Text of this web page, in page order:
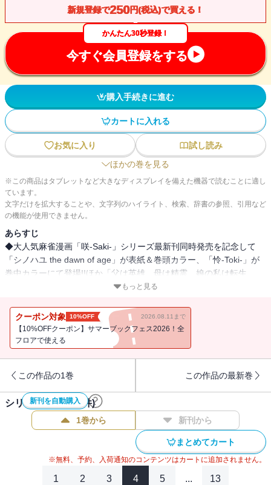
新規登録で250円(税込)で買える！
かんたん30秒登録！
今すぐ会員登録をする
購入手続きに進む
カートに入れる
お気に入り
試し読み
ほかの巻を見る
※この商品はタブレットなど大きなディスプレイを備えた機器で読むことに適し
ています。
文字だけを拡大することや、文字列のハイライト、検索、辞書の参照、引用など
の機能が使用できません。
あらすじ
◆大人気麻雀漫画「咲-Saki-」シリーズ最新刊同時発売を記念して
「シノハユ the dawn of age」が表紙＆巻頭カラー、「怜-Toki-」が
巻中カラーにて登場!!ほか「父は英雄、母は精霊、娘の私は転生
者。」もコミックス最新刊の発売を記念して巻中カラーにて掲載!!※
別付録はついておりません。またプレゼント、アンケートなどへの
応募はできません。※表紙は紙で発行した雑誌と同一のものです。
【収録作品】「シノハユ the dawn of age」原作：小林立 作画：五
ンフォス） 作画：ねこクラゲ 構成：七緒一綺 キャラクター原
案：しのとうこ／「古民家ギャルとリノベ暮らし」ネーム構成：小
菊えりか 作画：ごーわん 監修：エイトデザイン株式会社／「千
剣の魔術師と呼ばれた剣士」原作：高光晶 キャラクター原案：
Gilse 作画：黒須恵麻／「怜-Toki-」原案：小林立 漫画：めきめき
／「モスクワ2160」原作：蝸牛くも(GA文庫/SBクリエイティブ
刊) 作画：関根光太郎 キャラクター原案：神奈月昇／「スーパー
の裏でヤニ吸うふたり」地主／「ルビー・オンザ・ケーキ ―人喰
もっと見る
クーポン対象 10%OFF 2026.08.11まで
【10%OFFクーポン】サマーブックフェス2026！全
フロアで使える
この作品の1巻 この作品の最新巻
新刊を自動購入
シリーズ作品(121 件)
1巻から 新刊から
まとめてカート
※無料、予約、入荷通知のコンテンツはカートに追加されません。
1 2 3 4 5 ... 13